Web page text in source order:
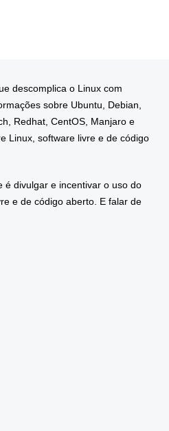
descomplica o Linux com
sobre Ubuntu, Debian,
Redhat, CentOS, Manjaro e
Linux, software livre e de código
é divulgar e incentivar o uso do
e de código aberto. E falar de